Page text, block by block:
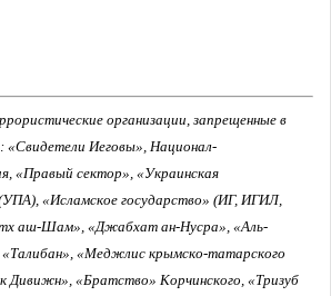
организации, запрещенные в
«Свидетели Иеговы», Национал-
«Правый сектор», «Украинская
«Исламское государство» (ИГ, ИГИЛ,
аш-Шам», «Джабхат ан-Нусра», «Аль-
«Меджлис крымско-татарского
Дивижн», «Братство» Корчинского, «Тризуб